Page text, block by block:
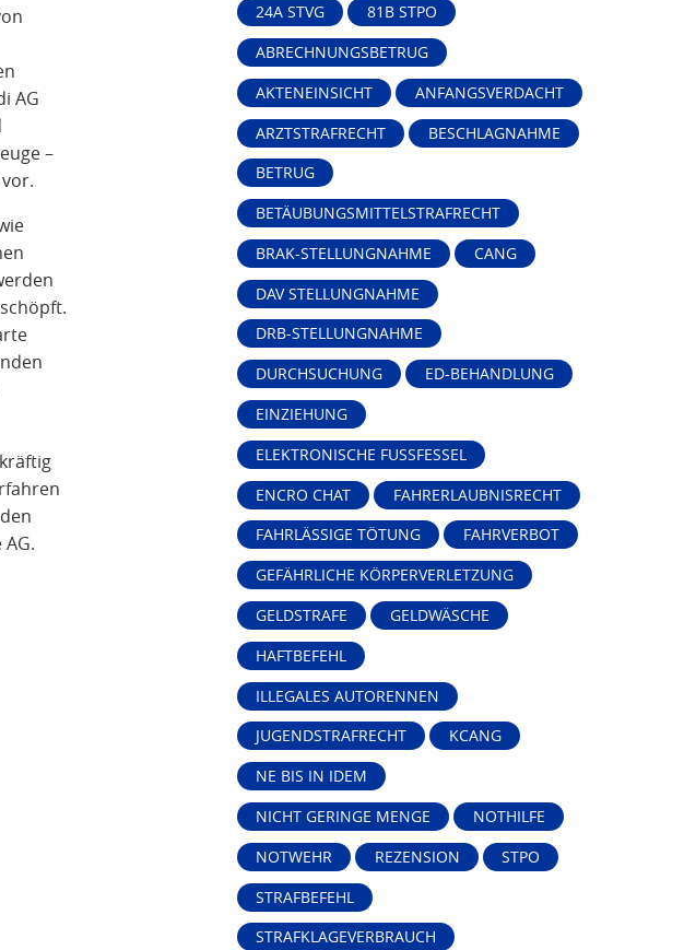
AG
–
24A STVG
81B STPO
ABRECHNUNGSBETRUG
AKTENEINSICHT
ANFANGSVERDACHT
ARZTSTRAFRECHT
BESCHLAGNAHME
BETRUG
BETÄUBUNGSMITTELSTRAFRECHT
BRAK-STELLUNGNAHME
CANG
DAV STELLUNGNAHME
DRB-STELLUNGNAHME
DURCHSUCHUNG
ED-BEHANDLUNG
EINZIEHUNG
ELEKTRONISCHE FUSSFESSEL
ENCRO CHAT
FAHRERLAUBNISRECHT
FAHRLÄSSIGE TÖTUNG
FAHRVERBOT
GEFÄHRLICHE KÖRPERVERLETZUNG
GELDSTRAFE
GELDWÄSCHE
HAFTBEFEHL
ILLEGALES AUTORENNEN
JUGENDSTRAFRECHT
KCANG
NE BIS IN IDEM
NICHT GERINGE MENGE
NOTHILFE
NOTWEHR
REZENSION
STPO
STRAFBEFEHL
STRAFKLAGEVERBRAUCH